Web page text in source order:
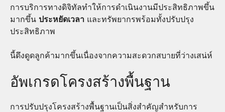
การบริการทางดิจิทัลทำให้การดำเนินงานมีประสิทธิภาพขึ้น
มากขึ้น ประหยัดเวลา และทรัพยากรพร้อมทั้งปรับปรุง
ประสิทธิภาพ
นี้ดึงดูดลูกค้ามากขึ้นเนื่องจากความสะดวกสบายที่ว่างเสน่ห์
อัพเกรดโครงสร้างพื้นฐาน
การปรับปรุงโครงสร้างพื้นฐานเป็นสิ่งสำคัญสำหรับการ